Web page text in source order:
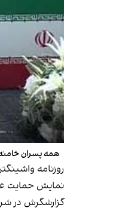
همه پسران
نمایش حمایت
گزارشگرش در